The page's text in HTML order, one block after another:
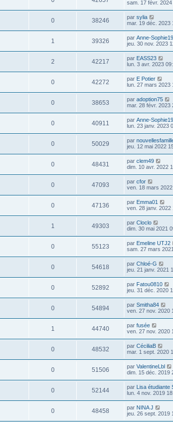
sam. 17 févr. 2024
0 38246 par sylia
mar. 19 déc. 2023
1 39326 par Anne-
jeu. 30 nov. 2023
2 42217 par EASS23
lun. 3 avr. 2023
0 42272 par E Potier
lun. 27 mars 2023
0 38653 par adoption75
mar. 28 févr. 2023
0 40911 par Anne-
lun. 23 janv. 2023
0 50029 par
jeu. 12 mai 2022
0 48431 par clem49
dim. 10 avr. 2022
0 47093 par cfor
ven. 18 mars
0 47136 par Emma01
ven. 28 janv. 2022
1 49303 par Cloclo
dim. 30 mai 2021
0 55123 par Emeline UTJ2
sam. 27 mars
0 54618 par Chloé-G
jeu. 21 janv. 2021
0 52892 par Fatou0810
jeu. 31 déc. 2020
0 54894 par Smitha84
ven. 27 nov. 2020
1 44740 par fusée
ven. 27 nov. 2020
0 48532 par CéciliaB
mar. 1 sept. 2020
0 51506 par ValentineLbl
dim. 15 déc. 2019
0 52144 par Lisa étudiante
lun. 4 nov. 2019
0 48458 par NINA J
jeu. 26 sept. 2019